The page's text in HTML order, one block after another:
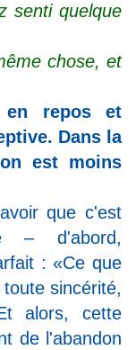
senti quelque
chose, et
repos et
Dans la
est moins
que c'est
– d'abord,
: «Ce que
sincérité,
alors, cette
de l'abandon